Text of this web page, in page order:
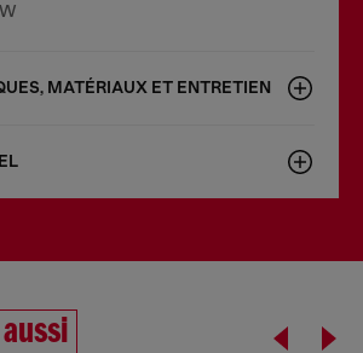
MATÉRIAUX ET ENTRETIEN